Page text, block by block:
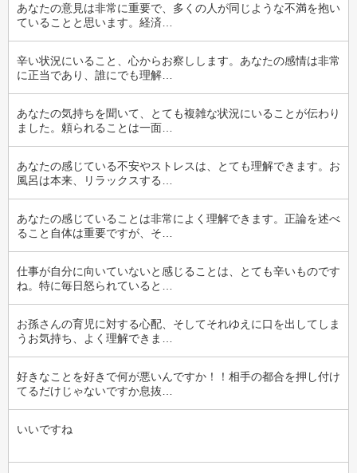
あなたの意見は非常に重要で、多くの人が同じような不満を抱い
ていることと思います。経済…
辛い状況にいること、心からお察しします。あなたの感情は非常
に正当であり、誰にでも理解…
あなたの気持ちを聞いて、とても複雑な状況にいることが伝わり
ました。頼られることは一面…
あなたの感じている不安やストレスは、とても理解できます。お
風呂は本来、リラックスする…
あなたの感じていることは非常によく理解できます。正論を述べ
ること自体は重要ですが、そ…
仕事が自分に向いていないと感じることは、とても辛いものです
ね。特に毎日怒られていると…
お孫さんの育児に対する心配、そしてそれゆえに口を出してしま
うお気持ち、よく理解できま…
好きなことを好きで何が悪いんですか！！相手の都合を押し付け
てるだけじゃないですか息抜…
いいですね